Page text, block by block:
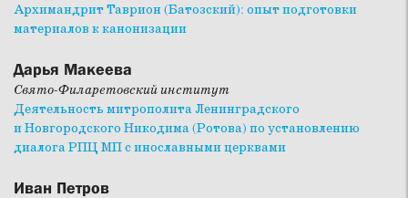
Архимандрит Таврион (Батозский): опыт подготовки
материалов к канонизации
Дарья Макеева
Свято-Филаретовский институт
Деятельность митрополита Ленинградского
и Новгородского Никодима (Ротова) по установлению
диалога РПЦ МП с инославными церквами
Иван Петров